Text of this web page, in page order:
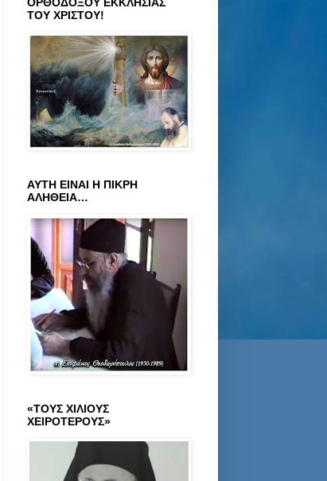
ΤΟΥ ΧΡΙΣΤΟΥ!
ΑΥΤΗ ΕΙΝΑΙ Η ΠΙΚΡΗ
ΑΛΗΘΕΙΑ…
«ΤΟΥΣ ΧΙΛΙΟΥΣ
ΧΕΙΡΟΤΕΡΟΥΣ»